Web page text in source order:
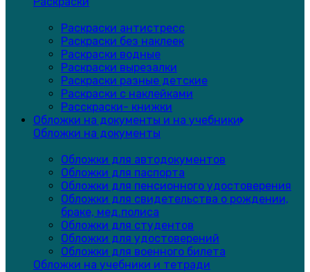
Раскраски антистресс
Раскраски без наклеек
Раскраски водные
Раскраски вырезалки
Раскраски разные детские
Раскраски с наклейками
Расскраски- книжки
Обложки на документы и на учебники
Обложки на документы
Обложки для автодокументов
Обложки для паспорта
Обложки для пенсионного удостоверения
Обложки для свидетельства о рождении,
браке, мед.полиса
Обложки для студентов
Обложки для удостоверений
Обложки для военного билета
Обложки на учебники и тетради